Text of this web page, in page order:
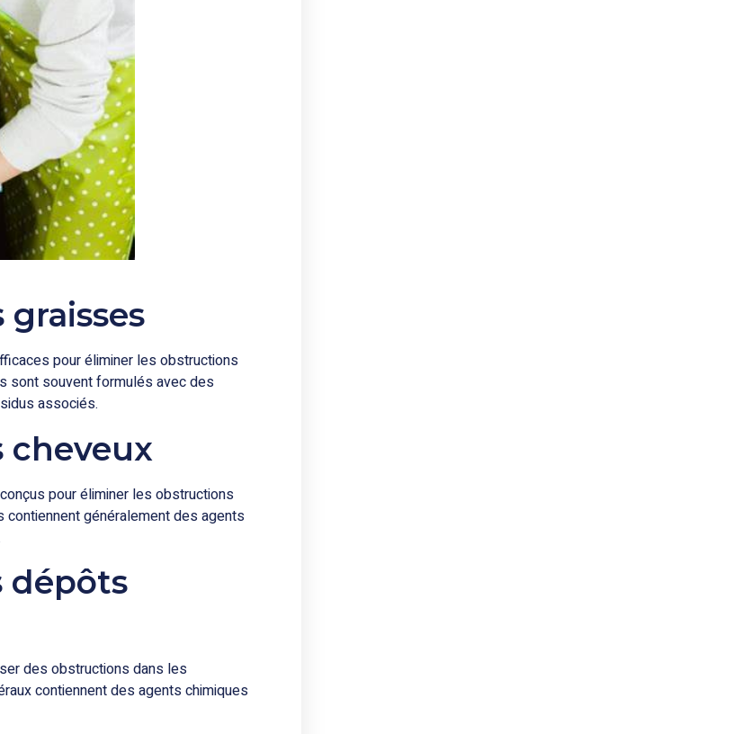
pour éliminer les obstructions
sont souvent formulés avec des
associés.
cheveux
pour éliminer les obstructions
contiennent généralement des agents
dépôts
des obstructions dans les
contiennent des agents chimiques